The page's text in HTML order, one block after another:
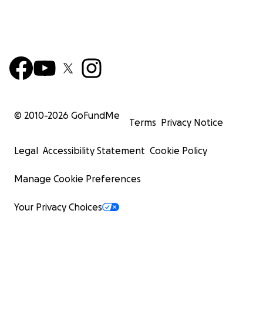
© 2010-2026 GoFundMe
Terms Privacy Notice
Legal Accessibility Statement Cookie Policy
Manage Cookie Preferences
Your Privacy Choices